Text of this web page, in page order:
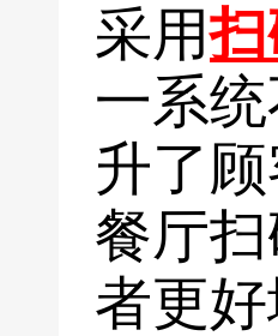
采用
一系
升了
餐厅
者更